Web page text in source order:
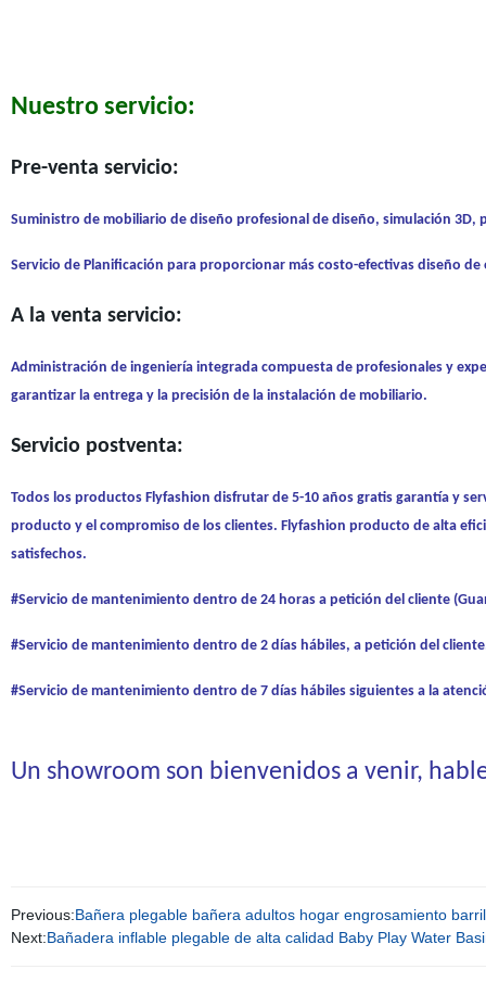
Nuestro servicio:
Pre-venta servicio:
Suministro de mobiliario de diseño profesional de diseño, simulación
Servicio de Planificación para proporcionar más costo-efectivas diseño
A la venta servicio:
Administración de ingeniería integrada compuesta de profesionales y
garantizar la entrega y la precisión de la instalación de mobiliario.
Servicio postventa:
Todos los productos Flyfashion disfrutar de 5-10 años gratis garantía y
producto y el compromiso de los clientes. Flyfashion producto de alta
satisfechos.
#Servicio de mantenimiento dentro de 24 horas a petición del cliente
#Servicio de mantenimiento dentro de 2 días hábiles, a petición del
#Servicio de mantenimiento dentro de 7 días hábiles siguientes a la
Un showroom son bienvenidos a venir,
Previous:Bañera plegable bañera adultos hogar engrosamiento
Next:Bañadera inflable plegable de alta calidad Baby Play Water